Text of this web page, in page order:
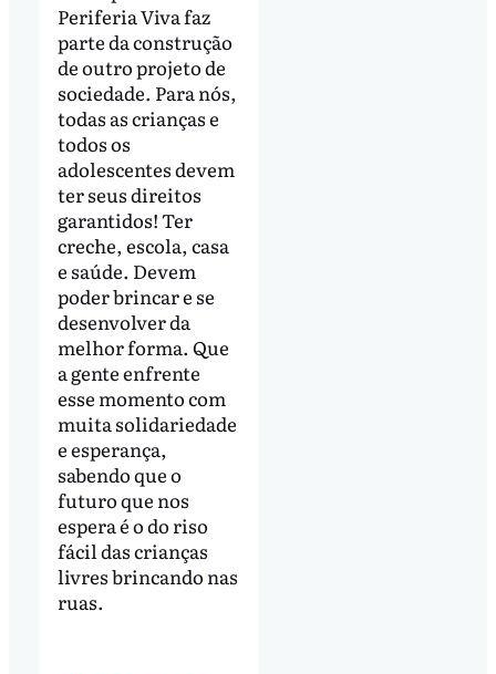
Periferia Viva faz
parte da construção
de outro projeto de
sociedade. Para nós,
todas as crianças e
todos os
adolescentes devem
ter seus direitos
garantidos! Ter
creche, escola, casa
e saúde. Devem
poder brincar e se
desenvolver da
melhor forma. Que
a gente enfrente
esse momento com
muita solidariedade
e esperança,
sabendo que o
futuro que nos
espera é o do riso
fácil das crianças
livres brincando nas
ruas.